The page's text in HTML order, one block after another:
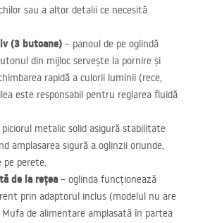
sau a altor detalii ce necesită
(3 butoane) – panoul de pe oglindă
din mijloc servește la pornire și
rapidă a culorii luminii (rece,
este responsabil pentru reglarea fluidă
piciorul metalic solid asigură stabilitate
amplasarea sigură a oglinzii oriunde,
pe perete.
de la rețea – oglinda funcționează
prin adaptorul inclus (modelul nu are
de alimentare amplasată în partea